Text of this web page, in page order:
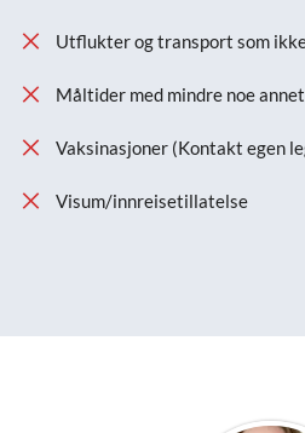
Utflukter og transport som
Måltider med mindre noe
Vaksinasjoner (Kontakt egen
Visum/innreisetillatelse